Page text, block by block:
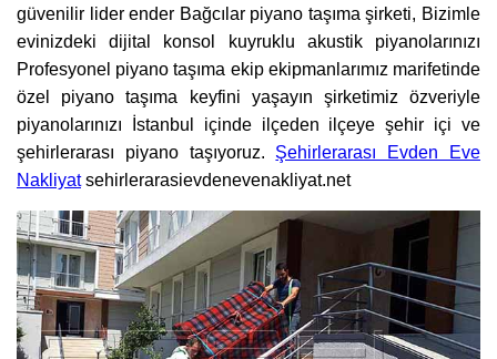
güvenilir lider ender Bağcılar piyano taşıma şirketi, Bizimle
evinizdeki dijital konsol kuyruklu akustik piyanolarınızı
Profesyonel piyano taşıma ekip ekipmanlarımız marifetinde
özel piyano taşıma keyfini yaşayın şirketimiz özveriyle
piyanolarınızı İstanbul içinde ilçeden ilçeye şehir içi ve
şehirlerarası piyano taşıyoruz. Şehirlerarası Evden Eve
Nakliyatsehirlerarasievdenevenakliyat.net